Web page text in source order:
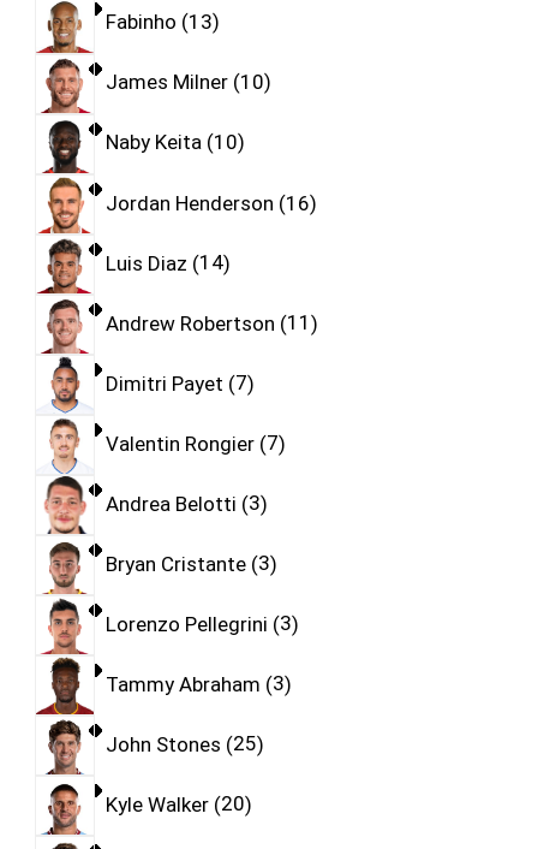
Fabinho 13
James Milner 10
Naby Keita 10
Jordan Henderson 16
Luis Diaz 14
Andrew Robertson 11
Dimitri Payet 7
Valentin Rongier 7
Andrea Belotti 3
Bryan Cristante 3
Lorenzo Pellegrini 3
Tammy Abraham 3
John Stones 25
Kyle Walker 20